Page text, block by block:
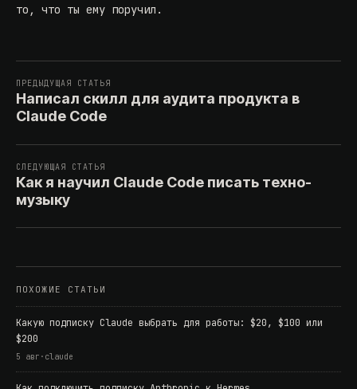
то, что ты ему поручил.
ПРЕДЫДУЩАЯ СТАТЬЯ
Написал скилл для аудита продукта в
Claude Code
СЛЕДУЮЩАЯ СТАТЬЯ
Как я научил Claude Code писать техно-
музыку
ПОХОЖИЕ СТАТЬИ
Какую подписку Claude выбрать для работы: $20, $100 или
$200
5 авг · claude